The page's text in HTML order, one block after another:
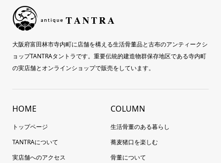
大阪府富田林市寺内町に店舗を構える生活骨董品と古布のアンティークシ
ョップTANTRAタントラです。重要伝統的建造物群保存地区である寺内町
の実店舗とオンラインショップで販売をしています。
HOME
トップページ
TANTRAについて
実店舗へのアクセス
COLUMN
生活骨董のある暮らし
蕎麦猪口を楽しむ
骨董について